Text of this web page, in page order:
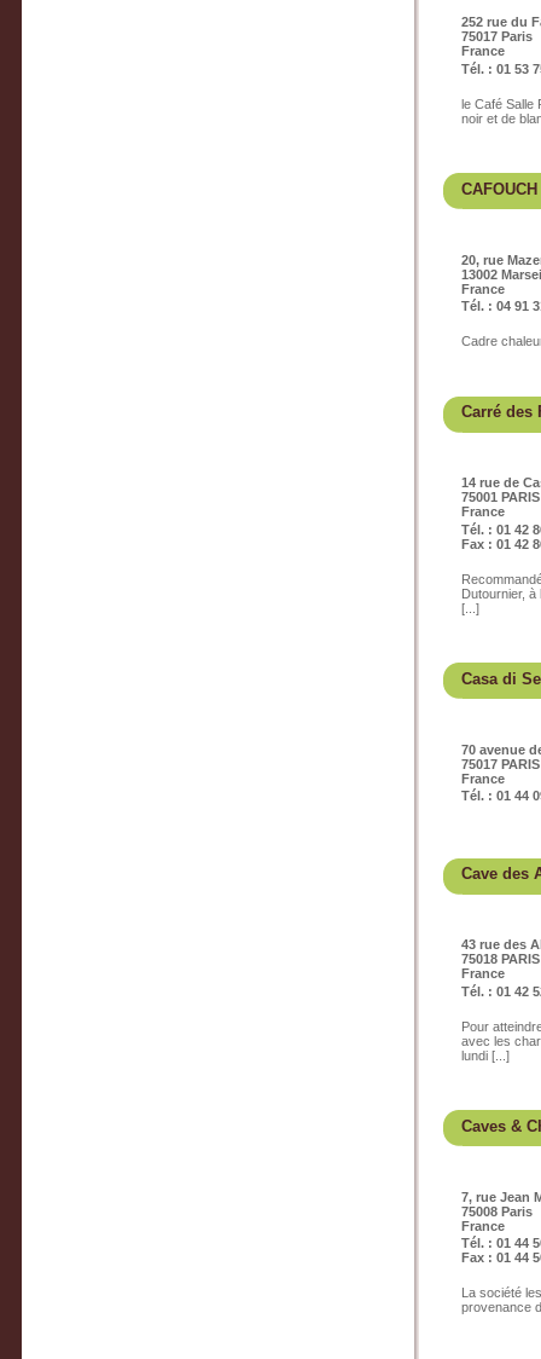
252 rue du
75017 Paris
France
Tél. : 01 53
le Café Salle
noir et de
20, rue
13002
France
Tél. : 04 91
Cadre
Carré des
14 rue de
75001 PARIS
France
Tél. : 01 42
Fax : 01 42
Dutournier,
[...]
Casa di
70 avenue
75017 PARIS
France
Tél. : 01 44
Cave des
43 rue des
75018 PARIS
France
Tél. : 01 42
Pour
avec les
lundi [...]
Caves &
7, rue Jean
75008 Paris
France
Tél. : 01 44
Fax : 01 44
La société
provenance